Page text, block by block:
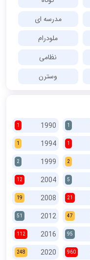
مدرسه ای
ملودرام
نظامی
وسترن
1
1990
1
1
1994
1
2
1999
2
5
2004
12
21
2008
19
47
2012
51
95
2016
112
960
2020
248